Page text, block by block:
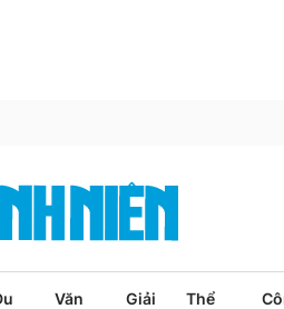
Văn
Giải
Thể